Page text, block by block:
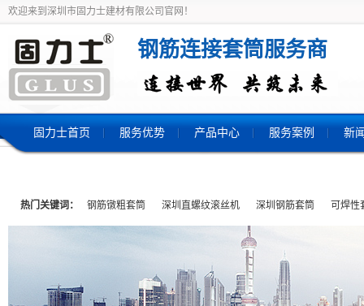
欢迎来到深圳市固力士建材有限公司官网！
钢筋连接套筒服务商
固力士首页 服务优势 产品中心 服务案例 新
热门关键词： 钢筋镦粗套筒 深圳直螺纹滚丝机 深圳钢筋套筒 可焊性